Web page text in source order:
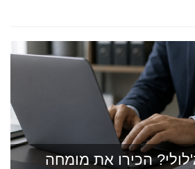
הכירו את מומחה